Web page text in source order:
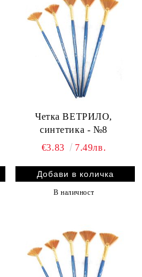
Четка ВЕТРИЛО,
синтетика - №8
€3.83
7.49лв.
В наличност